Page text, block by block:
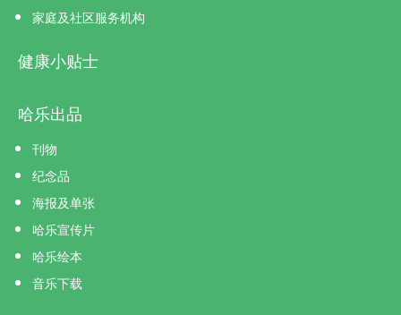
家庭及社区服务机构
健康小贴士
哈乐出品
刊物
纪念品
海报及单张
哈乐宣传片
哈乐绘本
音乐下载